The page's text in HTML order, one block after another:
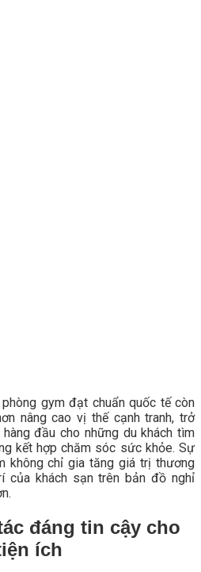
gym đạt chuẩn quốc tế còn
nâng cao vị thế cạnh tranh, trở
đầu cho những du khách tìm
kết hợp chăm sóc sức khỏe. Sự
không chỉ gia tăng giá trị thương
của khách sạn trên bản đồ nghỉ
đáng tin cậy cho
ích